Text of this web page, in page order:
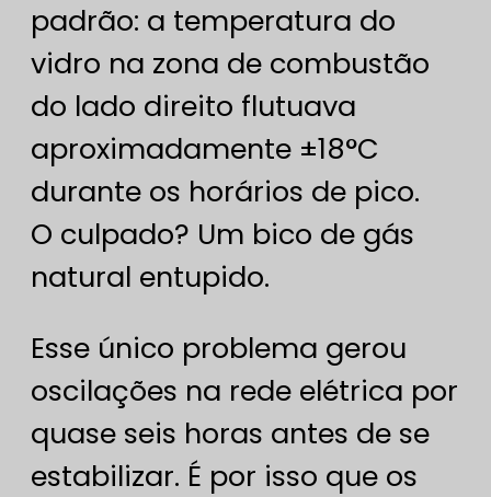
padrão: a temperatura do
vidro na zona de combustão
do lado direito flutuava
aproximadamente ±18°C
durante os horários de pico.
O culpado? Um bico de gás
natural entupido.
Esse único problema gerou
oscilações na rede elétrica por
quase seis horas antes de se
estabilizar. É por isso que os